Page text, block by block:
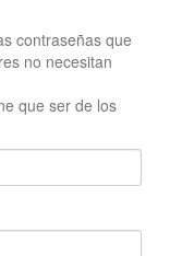
contraseñas que
no necesitan
que ser de los